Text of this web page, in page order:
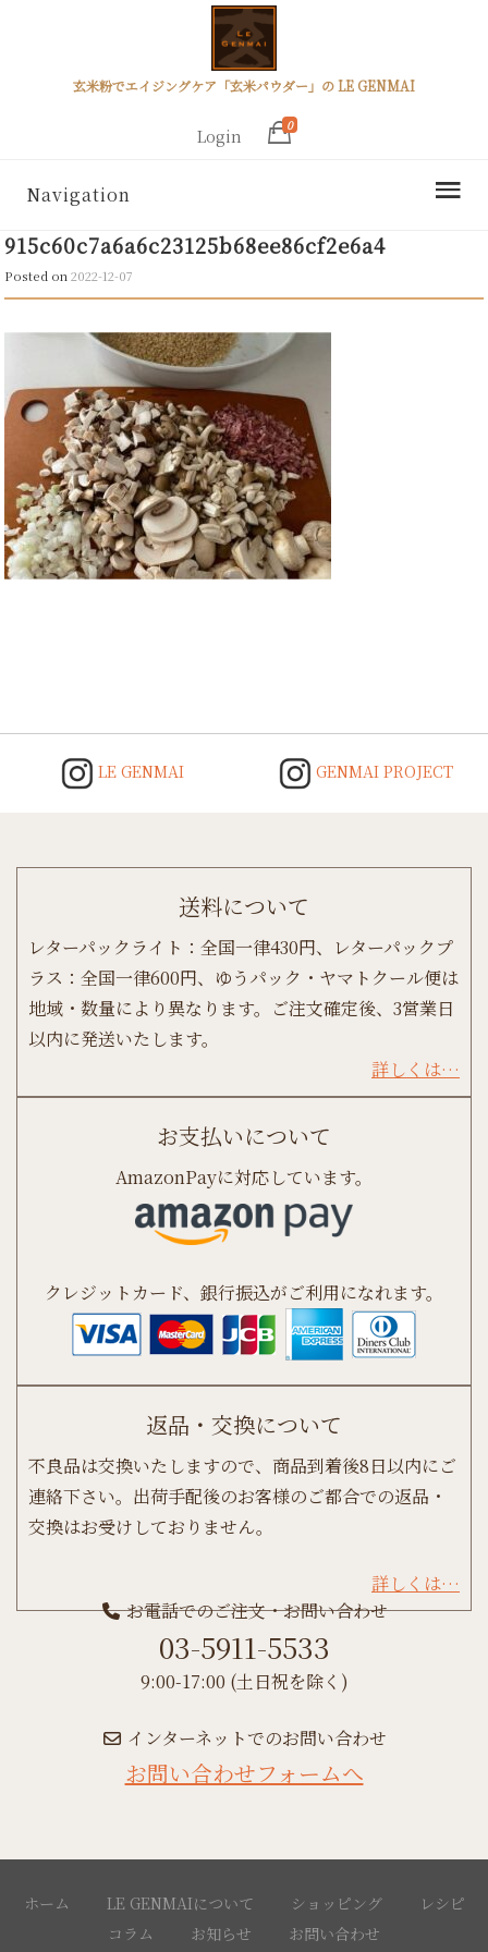
玄米粉でエイジングケア「玄米パウダー」の LE GENMAI
Login
0
Navigation
915c60c7a6a6c23125b68ee86cf2e6a4
Posted on2022-12-07
LE GENMAI GENMAI PROJECT
送料について
レターパックライト：全国一律430円、レターパックプ
ラス：全国一律600円、ゆうパック・ヤマトクール便は
地域・数量により異なります。ご注文確定後、3営業日
以内に発送いたします。
詳しくは…
お支払いについて
AmazonPayに対応しています。
クレジットカード、銀行振込がご利用になれます。
返品・交換について
不良品は交換いたしますので、商品到着後8日以内にご
連絡下さい。出荷手配後のお客様のご都合での返品・
交換はお受けしておりません。
詳しくは…
お電話でのご注文・お問い合わせ
03-5911-5533
9:00-17:00 (土日祝を除く)
インターネットでのお問い合わせ
お問い合わせフォームへ
ホーム LE GENMAIについて ショッピング
レシピ
コラム
お知らせ お問い合わせ